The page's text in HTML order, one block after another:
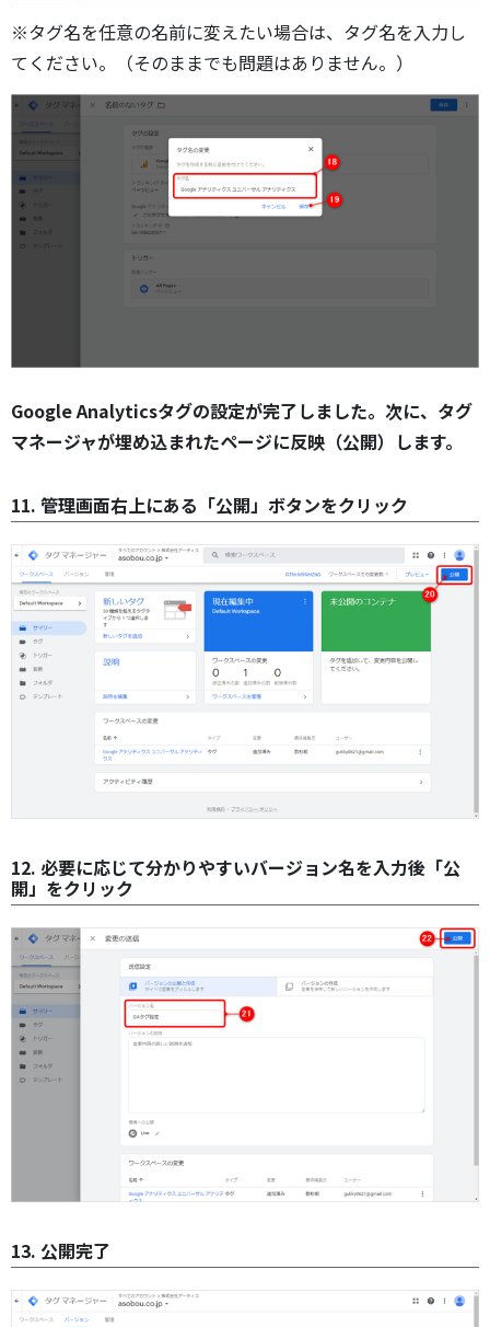
※タグ名を任意の名前に変えたい場合は、タグ名を入力し
てください。（そのままでも問題はありません。）
Google Analyticsタグの設定が完了しました。次に、タグ
マネージャが埋め込まれたページに反映（公開）します。
11. 管理画面右上にある「公開」ボタンをクリック
12. 必要に応じて分かりやすいバージョン名を入力後「公
開」をクリック
13. 公開完了